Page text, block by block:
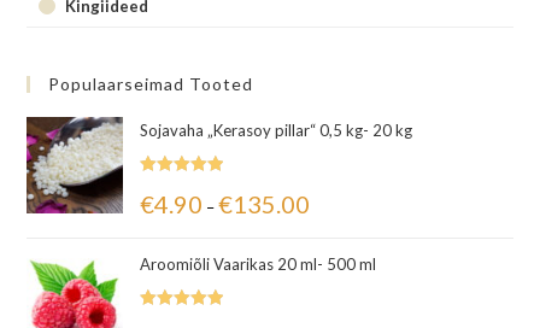
Kingiideed
Populaarseimad Tooted
Sojavaha „Kerasoy pillar“ 0,5 kg- 20 kg
5.00/ 5
€4.90 – €135.00
Aroomiõli Vaarikas 20 ml- 500 ml